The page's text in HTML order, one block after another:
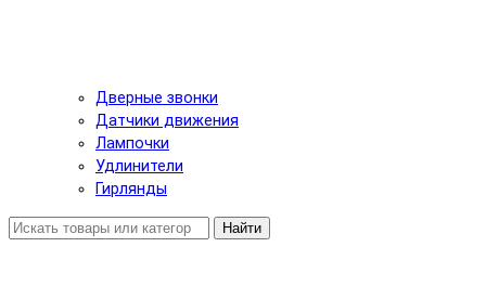
Дверные звонки
Датчики движения
Лампочки
Удлинители
Гирлянды
Найти